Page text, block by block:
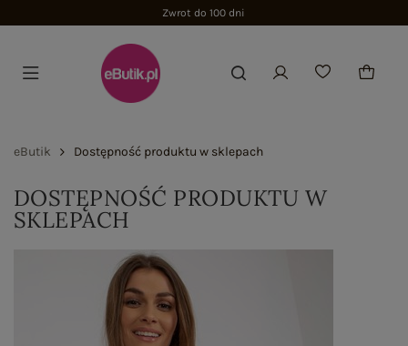
Zwrot do 100 dni
eButik Dostępność produktu w sklepach
DOSTĘPNOŚĆ PRODUKTU W
SKLEPACH